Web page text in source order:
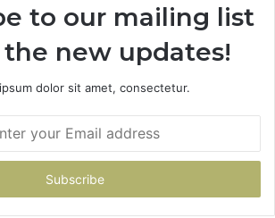
to our mailing list
new updates!
dolor sit amet, consectetur.